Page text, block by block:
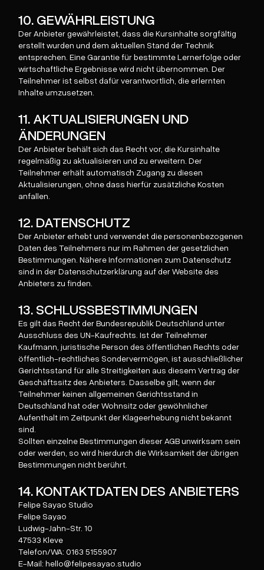
10. GEWÄHRLEISTUNG
Der Anbieter gewährleistet, dass die Kursinhalte sorgfältig
erstellt wurden und dem aktuellen Stand der Technik
entsprechen. Eine Garantie für bestimmte Lernerfolge oder
wirtschaftliche Ergebnisse wird nicht übernommen. Der
Teilnehmer ist selbst dafür verantwortlich, die erlernten
Inhalte umzusetzen.
11. AKTUALISIERUNGEN UND
ÄNDERUNGEN
Der Anbieter behält sich das Recht vor, die Kursinhalte
regelmäßig zu aktualisieren und zu erweitern. Der
Teilnehmer erhält automatisch Zugang zu diesen
Aktualisierungen, ohne dass hierfür zusätzliche Kosten
anfallen.
12. DATENSCHUTZ
Der Anbieter erhebt und verwendet die personenbezogenen
Daten des Teilnehmers nur im Rahmen der gesetzlichen
Bestimmungen. Nähere Informationen zum Datenschutz
sind in der Datenschutzerklärung auf der Website des
Anbieters zu finden.
13. SCHLUSSBESTIMMUNGEN
Es gilt das Recht der Bundesrepublik Deutschland unter
Ausschluss des UN-Kaufrechts. Ist der Teilnehmer
Kaufmann, juristische Person des öffentlichen Rechts oder
öffentlich-rechtliches Sondervermögen, ist ausschließlicher
Gerichtsstand für alle Streitigkeiten aus diesem Vertrag der
Geschäftssitz des Anbieters. Dasselbe gilt, wenn der
Teilnehmer keinen allgemeinen Gerichtsstand in
Deutschland hat oder Wohnsitz oder gewöhnlicher
Aufenthalt im Zeitpunkt der Klageerhebung nicht bekannt
sind.
Sollten einzelne Bestimmungen dieser AGB unwirksam sein
oder werden, so wird hierdurch die Wirksamkeit der übrigen
Bestimmungen nicht berührt.
14. KONTAKTDATEN DES ANBIETERS
Felipe Sayao Studio
Felipe Sayao
Ludwig-Jahn-Str. 10
47533 Kleve
Telefon/WA: 0163 5155907
E-Mail: hello@felipesayao.studio